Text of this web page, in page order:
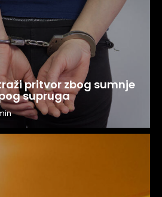
pritvor zbog sumnje
supruga